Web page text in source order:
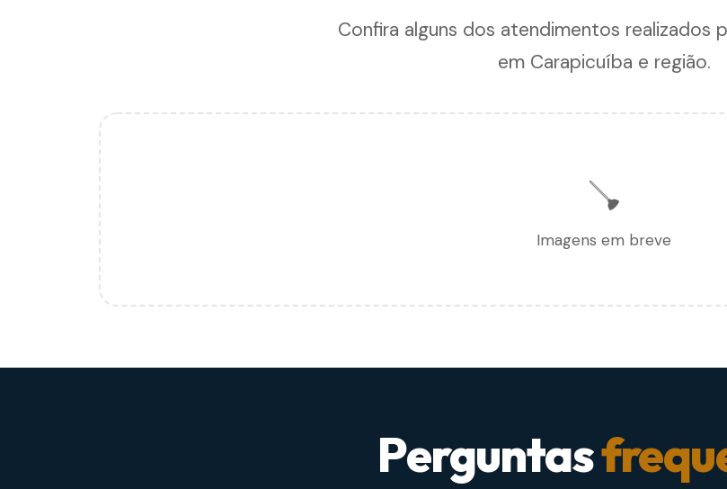
Confira alguns dos atendimentos realizados
em Carapicuíba e região.
🪠
Imagens em breve
Perguntas